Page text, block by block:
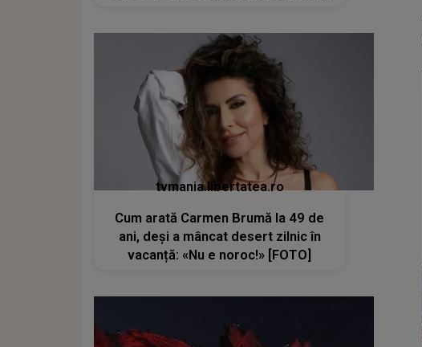
tvmania.libertatea.ro
Cum arată Carmen Brumă la 49 de
ani, deși a mâncat desert zilnic în
vacanță: «Nu e noroc!» [FOTO]